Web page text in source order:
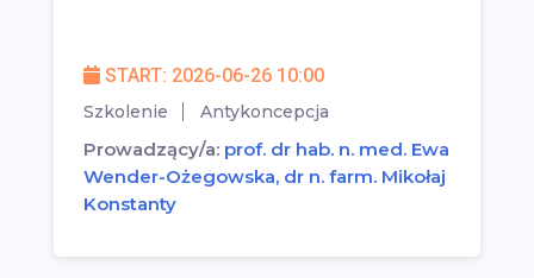
START: 2026-06-26 10:00
Szkolenie Antykoncepcja
Prowadzący/a: prof. dr hab. n. med. Ewa
Wender-Ożegowska, dr n. farm. Mikołaj
Konstanty